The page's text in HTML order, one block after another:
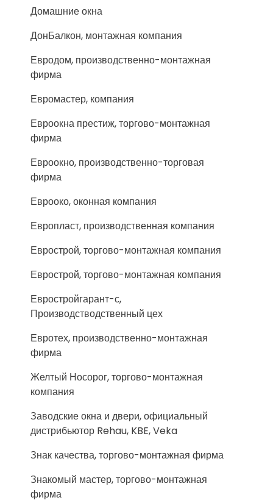
Домашние окна
ДонБалкон, монтажная компания
Евродом, производственно-монтажная
фирма
Евромастер, компания
Евроокна престиж, торгово-монтажная
фирма
Евроокно, производственно-торговая
фирма
Еврооко, оконная компания
Европласт, производственная компания
Еврострой, торгово-монтажная компания
Еврострой, торгово-монтажная компания
Евростройгарант-с,
Производстводственный цех
Евротех, производственно-монтажная
фирма
Желтый Носорог, торгово-монтажная
компания
Заводские окна и двери, официальный
дистрибьютор Rehau, KBE, Veka
Знак качества, торгово-монтажная фирма
Знакомый мастер, торгово-монтажная
фирма